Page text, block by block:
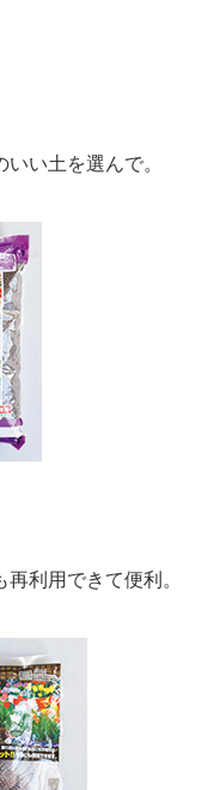
い土を選んで。
利用できて便利。